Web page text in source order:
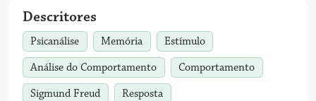
Descritores
Psicanálise Memória
Estímulo
Análise do Comportamento
Comportamento
Sigmund Freud
Resposta